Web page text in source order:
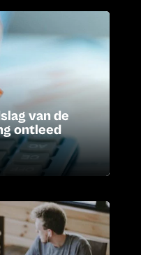
van de
ontleed